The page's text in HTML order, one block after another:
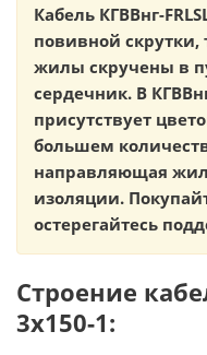
Кабель КГВВнг-
повивной скрутки,
жилы скручены в
сердечник. В
присутствует
большем
направляющая
изоляции.
остерегайтесь
Строение
3х150-1: